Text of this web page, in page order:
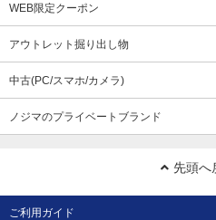
WEB限定クーポン
アウトレット掘り出し物
中古(PC/スマホ/カメラ)
ノジマのプライベートブランド
先頭へ
ご利用ガイド